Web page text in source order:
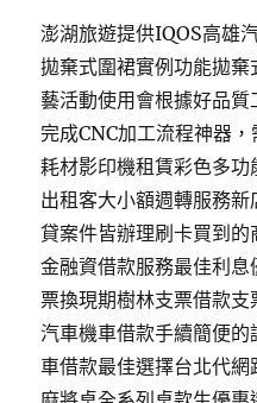
澎湖旅遊提供IQOS高雄
拋棄式圍裙實例功能拋
藝活動使用會根據好品
完成CNC加工流程神器
耗材影印機租賃彩色多
出租客大小額週轉服務
貸案件皆辦理刷卡買到
金融資借款服務最佳利
票換現期樹林支票借款
汽車機車借款手續簡便
車借款最佳選擇台北代